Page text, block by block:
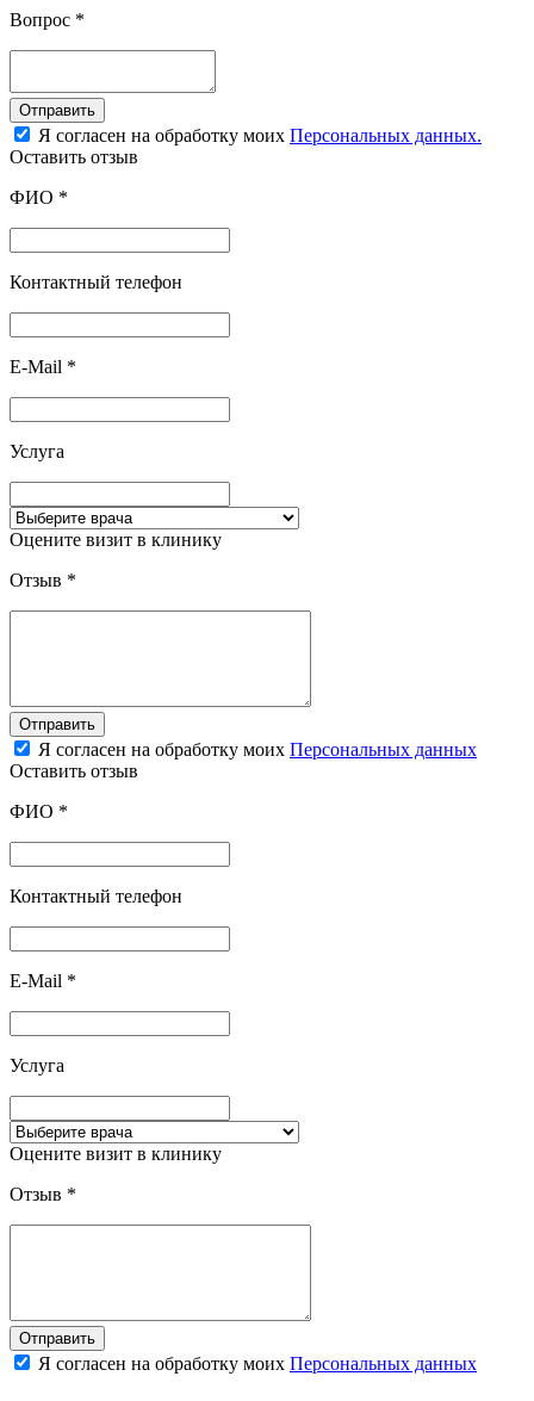
Вопрос *
Отправить
Я согласен на обработку моих Персональных данных.
Оставить отзыв
ФИО *
Контактный телефон
E-Mail *
Услуга
Оцените визит в клинику
Отзыв *
Отправить
Я согласен на обработку моих Персональных данных
Оставить отзыв
ФИО *
Контактный телефон
E-Mail *
Услуга
Оцените визит в клинику
Отзыв *
Отправить
Я согласен на обработку моих Персональных данных